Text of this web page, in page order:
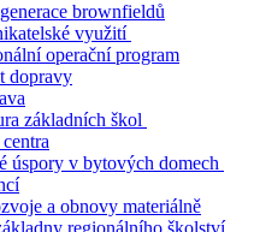
brownfieldů
využití
operační program
dopravy
základních škol
úspory v bytových domech
a obnovy materiálně
regionálního školství